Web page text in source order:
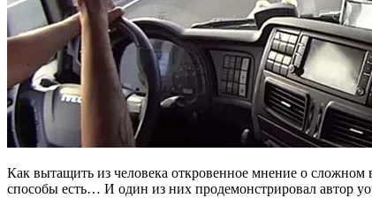
Как вытащить из человека откровенное мнение о сложном
способы есть… И один из них продемонстрировал автор